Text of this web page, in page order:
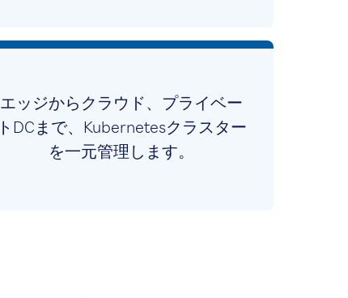
エッジからクラウド、プライベー
トDCまで、Kubernetesクラスター
を一元管理します。